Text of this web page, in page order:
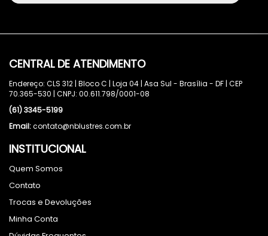
CENTRAL DE ATENDIMENTO
Endereço: CLS 312 | Bloco C | Loja 04 | Asa Sul - Brasília - DF | CEP
70.365-530 | CNPJ: 00.611.798/0001-08
(61) 3345-5199
Email:contato@nblustres.com.br
INSTITUCIONAL
Quem Somos
Contato
Trocas e Devoluções
Minha Conta